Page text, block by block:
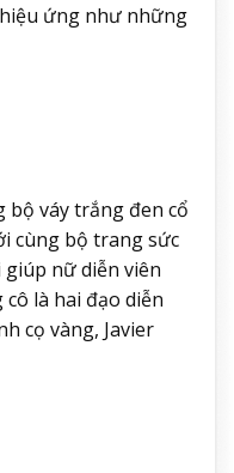
ứng như những
bộ váy trắng đen cổ
cùng bộ trang sức
giúp nữ diễn viên
là hai đạo diễn
cọ vàng, Javier